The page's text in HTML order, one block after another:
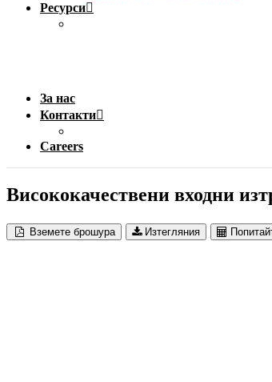
Ресурси
За нас
Контакти
Careers
Висококачествени входни
Вземете брошура Изтегляния